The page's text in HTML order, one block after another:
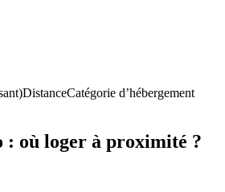
DistanceCatégorie d’hébergement
: où loger à proximité ?